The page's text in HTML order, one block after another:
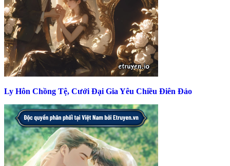
Ly Hôn Chồng Tệ, Cưới Đại Gia Yêu Chiều Điên Đảo